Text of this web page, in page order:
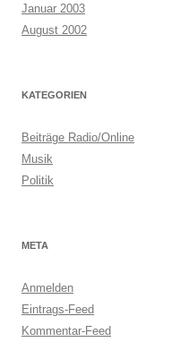
Januar 2003
August 2002
KATEGORIEN
Beiträge Radio/Online
Musik
Politik
META
Anmelden
Eintrags-Feed
Kommentar-Feed